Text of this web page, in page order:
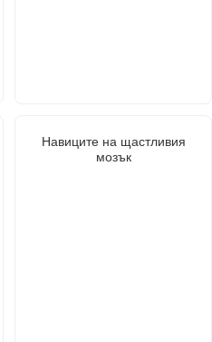
Навиците на щастливия
мозък